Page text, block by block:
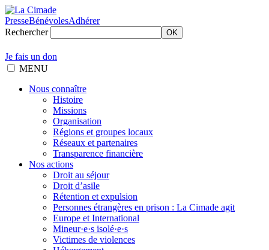
PresseBénévolesAdhérer
Rechercher
OK
Je fais un don
MENU
Nous connaître
Histoire
Missions
Organisation
Régions et groupes locaux
Réseaux et partenaires
Transparence financière
Nos actions
Droit au séjour
Droit d’asile
Rétention et expulsion
Personnes étrangères en prison : La Cimade agit
Europe et International
Mineur·e·s isolé·e·s
Victimes de violences